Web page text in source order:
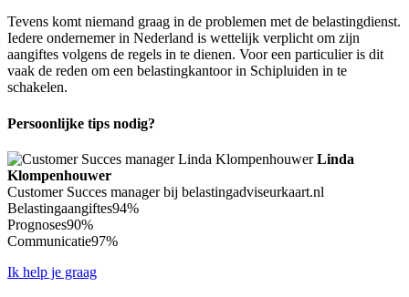
Tevens komt niemand graag in de problemen met de belastingdienst.
Iedere ondernemer in Nederland is wettelijk verplicht om zijn
aangiftes volgens de regels in te dienen. Voor een particulier is dit
vaak de reden om een belastingkantoor in Schipluiden in te
schakelen.
Persoonlijke tips nodig?
Linda
Klompenhouwer
Customer Succes manager bij belastingadviseurkaart.nl
Belastingaangiftes94%
Prognoses90%
Communicatie97%
Ik help je graag